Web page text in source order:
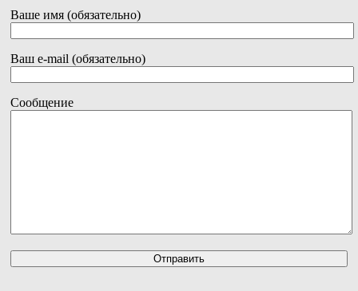
Ваше имя (обязательно)
Ваш e-mail (обязательно)
Сообщение